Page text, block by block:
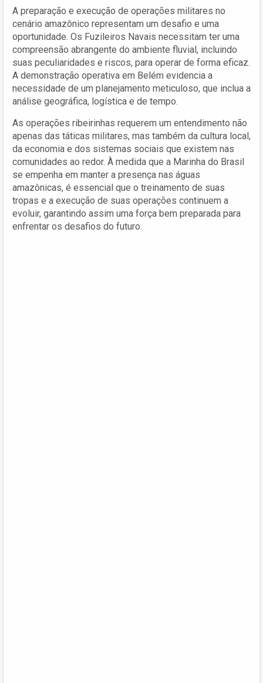
A preparação e execução de operações militares no
cenário amazônico representam um desafio e uma
oportunidade. Os Fuzileiros Navais necessitam ter uma
compreensão abrangente do ambiente fluvial, incluindo
suas peculiaridades e riscos, para operar de forma eficaz.
A demonstração operativa em Belém evidencia a
necessidade de um planejamento meticuloso, que inclua a
análise geográfica, logística e de tempo.
As operações ribeirinhas requerem um entendimento não
apenas das táticas militares, mas também da cultura local,
da economia e dos sistemas sociais que existem nas
comunidades ao redor. À medida que a Marinha do Brasil
se empenha em manter a presença nas águas
amazônicas, é essencial que o treinamento de suas
tropas e a execução de suas operações continuem a
evoluir, garantindo assim uma força bem preparada para
enfrentar os desafios do futuro.